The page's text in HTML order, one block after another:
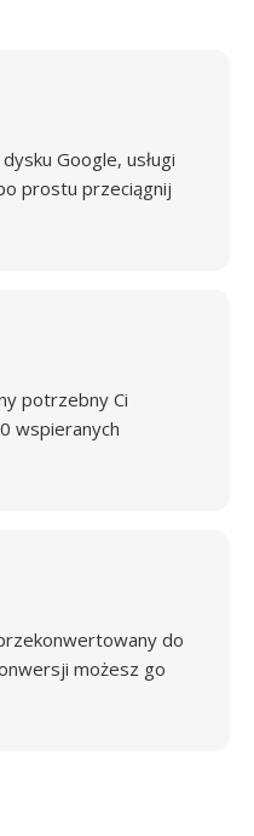
Google, usługi
prostu przeciągnij
potrzebny Ci
wspieranych
do
możesz go